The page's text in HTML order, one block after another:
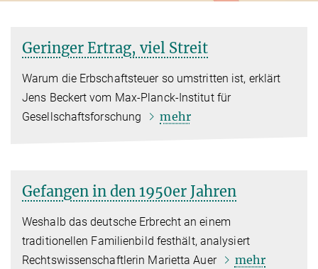
Geringer Ertrag, viel Streit
Warum die Erbschaftsteuer so umstritten ist, erklärt
Jens Beckert vom Max-Planck-Institut für
Gesellschaftsforschung
mehr
Gefangen in den 1950er Jahren
Weshalb das deutsche Erbrecht an einem
traditionellen Familienbild festhält, analysiert
Rechtswissenschaftlerin Marietta Auer
mehr